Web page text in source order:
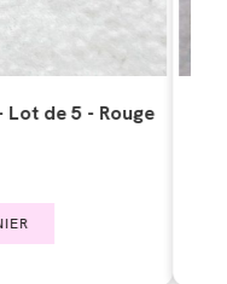
Lot de - Mixte